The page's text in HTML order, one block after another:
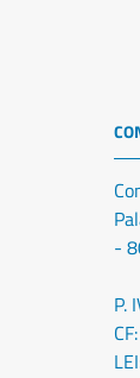
-
P.